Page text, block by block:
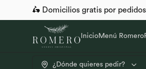
🛵 Domicilios gratis por
InicioMenú Romero
¿Dónde quieres pedir?